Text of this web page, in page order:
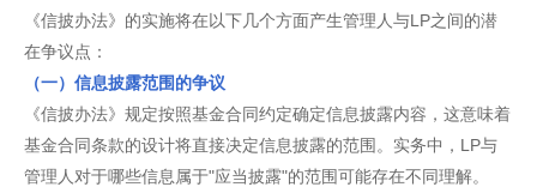
《信披办法》的实施将在以下几个方面产生管理人与LP之间的潜
在争议点：
（一）信息披露范围的争议
《信披办法》规定按照基金合同约定确定信息披露内容，这意味着
基金合同条款的设计将直接决定信息披露的范围。实务中，LP与
管理人对于哪些信息属于"应当披露"的范围可能存在不同理解。